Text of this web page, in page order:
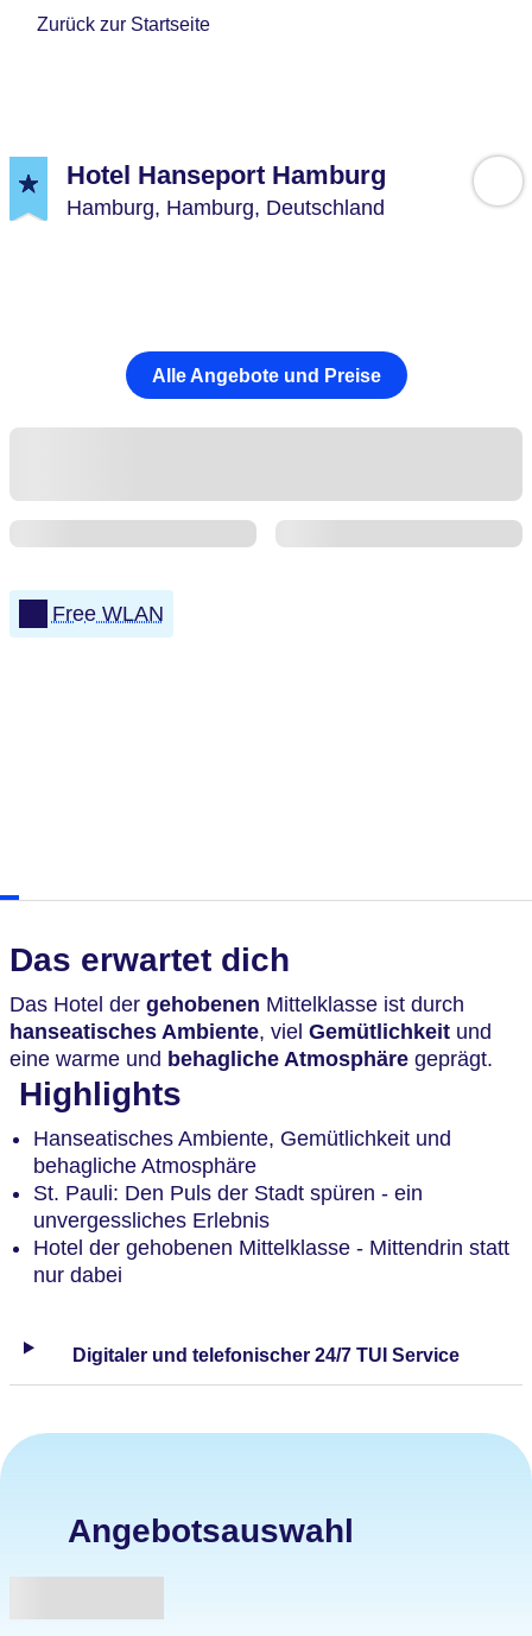
Zurück zur Startseite
Hotel Hanseport Hamburg
Hamburg, Hamburg, Deutschland
Alle Angebote und Preise
Free WLAN
Das erwartet dich
Das Hotel der gehobenen Mittelklasse ist durch
hanseatisches Ambiente, viel Gemütlichkeit und
eine warme und behagliche Atmosphäre geprägt.
Highlights
Hanseatisches Ambiente, Gemütlichkeit und
behagliche Atmosphäre
St. Pauli: Den Puls der Stadt spüren - ein
unvergessliches Erlebnis
Hotel der gehobenen Mittelklasse - Mittendrin statt
nur dabei
Digitaler und telefonischer 24/7 TUI Service
Angebotsauswahl